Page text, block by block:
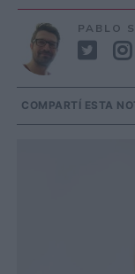
PABLO
COMPARTÍ ESTA